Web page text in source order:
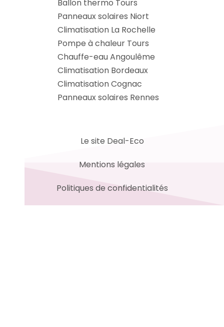
Ballon thermo Tours
Panneaux solaires Niort
Climatisation La Rochelle
Pompe à chaleur Tours
Chauffe-eau Angoulême
Climatisation Bordeaux
Climatisation Cognac
Panneaux solaires Rennes
Le site Deal-Eco
Mentions légales
Politiques de confidentialités